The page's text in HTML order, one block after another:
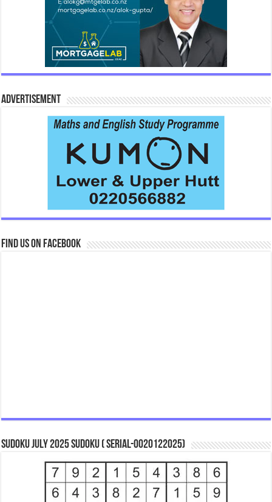
Advertisement
Find us on Facebook
Sudoku July 2025 Sudoku ( Serial-0020122025)